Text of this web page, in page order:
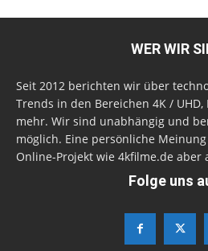
WER WIR
Seit 2012 berichten wir über
Trends in den Bereichen 4K /
mehr. Wir sind unabhängig und
möglich. Eine persönliche
Online-Projekt wie 4kfilme.de aber
Folge uns